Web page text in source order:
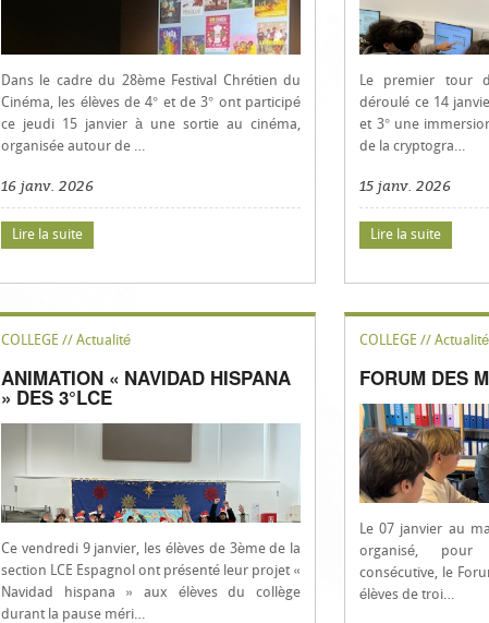
Dans le cadre du 28ème Festival Chrétien du
Cinéma, les élèves de 4° et de 3° ont participé
ce jeudi 15 janvier à une sortie au cinéma,
organisée autour de …
16 janv. 2026
Lire la suite
Le premier tour
déroulé ce 14
et 3° une
de la cryptogra…
15 janv. 2026
Lire la suite
COLLEGE // Actualité
ANIMATION « NAVIDAD HISPANA
» DES 3°LCE
Ce vendredi 9 janvier, les élèves de 3ème de la
section LCE Espagnol ont présenté leur projet «
Navidad hispana » aux élèves du collège
durant la pause méri…
COLLEGE // Actualité
FORUM DES
Le 07 janvier au
organisé,
consécutive, le
élèves de troi…